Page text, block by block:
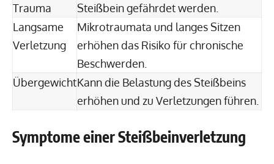
Trauma
Steißbein gefährdet werden.
Langsame
Verletzung
Mikrotraumata und langes Sitzen
erhöhen das Risiko für chronische
Beschwerden.
ÜbergewichtKann die Belastung des Steißbeins
erhöhen und zu Verletzungen führen.
Symptome einer Steißbeinverletzung